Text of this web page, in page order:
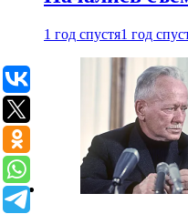
1 год спустя1 год